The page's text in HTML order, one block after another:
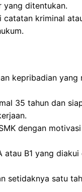
yang ditentukan.
catatan kriminal
kepribadian yang
35 tahun dan
dengan
atau B1 yang
setidaknya satu